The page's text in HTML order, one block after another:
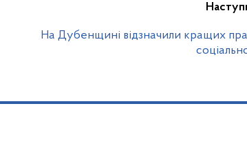
На Дубенщині відзначили кращих